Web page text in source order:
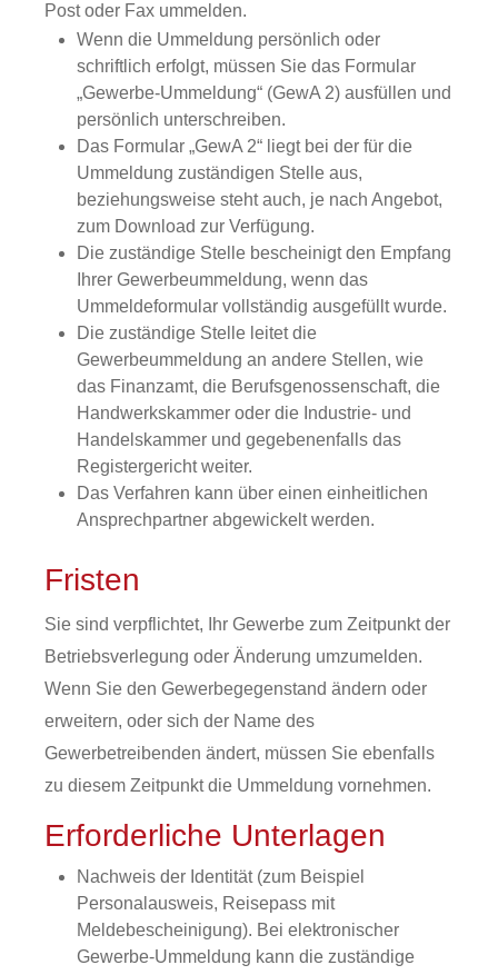
Post oder Fax ummelden.
Wenn die Ummeldung persönlich oder
schriftlich erfolgt, müssen Sie das Formular
„Gewerbe-Ummeldung“ (GewA 2) ausfüllen und
persönlich unterschreiben.
Das Formular „GewA 2“ liegt bei der für die
Ummeldung zuständigen Stelle aus,
beziehungsweise steht auch, je nach Angebot,
zum Download zur Verfügung.
Die zuständige Stelle bescheinigt den Empfang
Ihrer Gewerbeummeldung, wenn das
Ummeldeformular vollständig ausgefüllt wurde.
Die zuständige Stelle leitet die
Gewerbeummeldung an andere Stellen, wie
das Finanzamt, die Berufsgenossenschaft, die
Handwerkskammer oder die Industrie- und
Handelskammer und gegebenenfalls das
Registergericht weiter.
Das Verfahren kann über einen einheitlichen
Ansprechpartner abgewickelt werden.
Fristen
Sie sind verpflichtet, Ihr Gewerbe zum Zeitpunkt der
Betriebsverlegung oder Änderung umzumelden.
Wenn Sie den Gewerbegegenstand ändern oder
erweitern, oder sich der Name des
Gewerbetreibenden ändert, müssen Sie ebenfalls
zu diesem Zeitpunkt die Ummeldung vornehmen.
Erforderliche Unterlagen
Nachweis der Identität (zum Beispiel
Personalausweis, Reisepass mit
Meldebescheinigung). Bei elektronischer
Gewerbe-Ummeldung kann die zuständige